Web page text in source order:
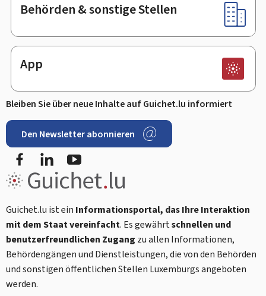
Behörden & sonstige Stellen
App
Bleiben Sie über neue Inhalte auf Guichet.lu informiert
Den Newsletter abonnieren
FacebookLinkedIn
Guichet.lu ist ein Informationsportal, das Ihre Interaktion
mit dem Staat vereinfacht. Es gewährtschnellen und
benutzerfreundlichen Zugang zu allen Informationen,
Behördengängen und Dienstleistungen, die von den Behörden
und sonstigen öffentlichen Stellen Luxemburgs angeboten
werden.